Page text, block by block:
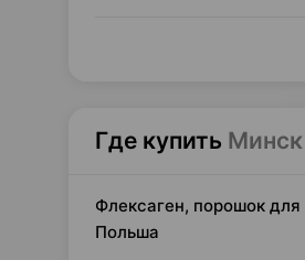
Где купить Минск
Флексаген, порошок
Польша